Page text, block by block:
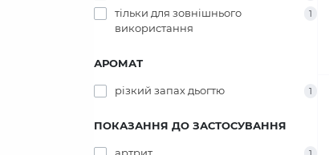
тільки для зовнішнього
використання
1
АРОМАТ
різкий запах дьогтю 1
ПОКАЗАННЯ ДО ЗАСТОСУВАННЯ